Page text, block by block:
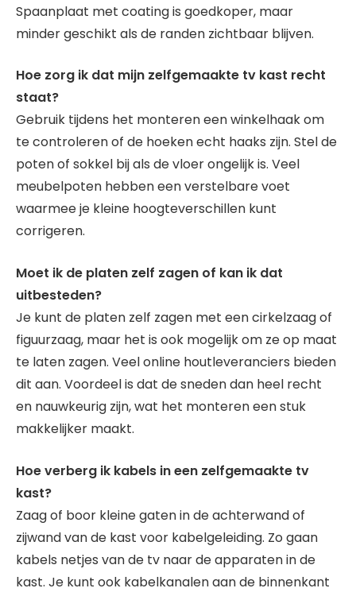
Spaanplaat met coating is goedkoper, maar
minder geschikt als de randen zichtbaar blijven.
Hoe zorg ik dat mijn zelfgemaakte tv kast recht
staat?
Gebruik tijdens het monteren een winkelhaak om
te controleren of de hoeken echt haaks zijn. Stel de
poten of sokkel bij als de vloer ongelijk is. Veel
meubelpoten hebben een verstelbare voet
waarmee je kleine hoogteverschillen kunt
corrigeren.
Moet ik de platen zelf zagen of kan ik dat
uitbesteden?
Je kunt de platen zelf zagen met een cirkelzaag of
figuurzaag, maar het is ook mogelijk om ze op maat
te laten zagen. Veel online houtleveranciers bieden
dit aan. Voordeel is dat de sneden dan heel recht
en nauwkeurig zijn, wat het monteren een stuk
makkelijker maakt.
Hoe verberg ik kabels in een zelfgemaakte tv
kast?
Zaag of boor kleine gaten in de achterwand of
zijwand van de kast voor kabelgeleiding. Zo gaan
kabels netjes van de tv naar de apparaten in de
kast. Je kunt ook kabelkanalen aan de binnenkant